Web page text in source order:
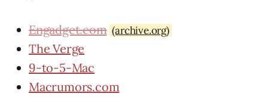
Engadget.com (archive.org)
The Verge
9-to-5-Mac
Macrumors.com